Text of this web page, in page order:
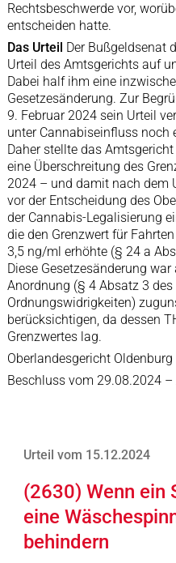
Rechtsbeschwerde vor,
entscheiden hatte.
Das Urteil Der Bußgeldsenat
Urteil des Amtsgerichts auf
Dabei half ihm eine
Gesetzesänderung. Zur
9. Februar 2024 sein Urteil
unter Cannabiseinfluss noch
Daher stellte das
eine Überschreitung des
2024 – und damit nach dem
vor der Entscheidung des
der Cannabis-Legalisierung
die den Grenzwert für
3,5 ng/ml erhöhte (§ 24 a
Diese Gesetzesänderung
Anordnung (§ 4 Absatz 3 des
Ordnungswidrigkeiten)
berücksichtigen, da dessen
Grenzwertes lag.
Oberlandesgericht Oldenburg
Beschluss vom 29.08.2024
Urteil vom 15.12.2024
(2630) Wenn ein
eine
behindern